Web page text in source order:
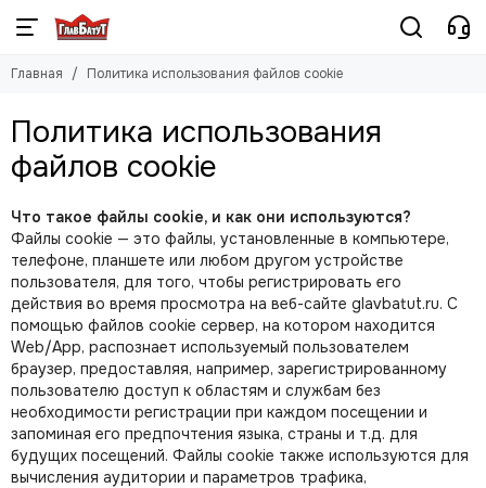
Главная Политика использования файлов cookie
Политика использования
файлов cookie
Что такое файлы cookie, и как они используются?
Файлы cookie — это файлы, установленные в компьютере,
телефоне, планшете или любом другом устройстве
пользователя, для того, чтобы регистрировать его
действия во время просмотра на веб-сайте glavbatut.ru. С
помощью файлов cookie сервер, на котором находится
Web/App, распознает используемый пользователем
браузер, предоставляя, например, зарегистрированному
пользователю доступ к областям и службам без
необходимости регистрации при каждом посещении и
запоминая его предпочтения языка, страны и т.д. для
будущих посещений. Файлы cookie также используются для
вычисления аудитории и параметров трафика,